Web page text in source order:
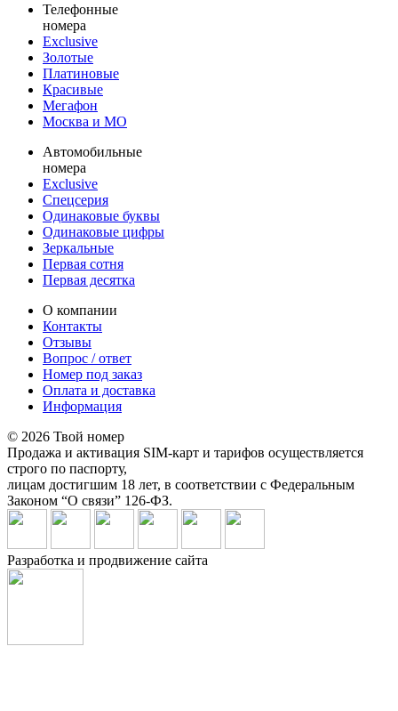
Телефонные
номера
Exclusive
Золотые
Платиновые
Красивые
Мегафон
Москва и МО
Автомобильные
номера
Exclusive
Спецсерия
Одинаковые буквы
Одинаковые цифры
Зеркальные
Первая сотня
Первая десятка
О компании
Контакты
Отзывы
Вопрос / ответ
Номер под заказ
Оплата и доставка
Информация
© 2026 Твой номер
Продажа и активация SIM-карт и тарифов осуществляется
строго по паспорту,
лицам достигшим 18 лет, в соответствии с Федеральным
Законом “О связи” 126-ФЗ.
Разработка и продвижение сайта